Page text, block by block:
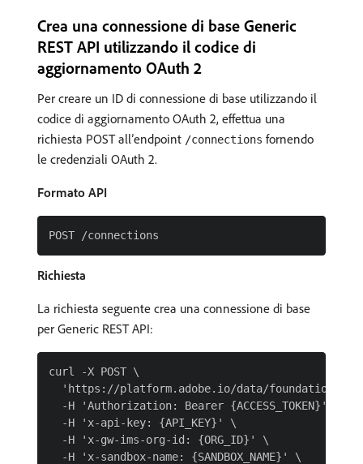
Crea una connessione di base Generic
REST API utilizzando il codice di
aggiornamento OAuth 2
Per creare un ID di connessione di base utilizzando il
codice di aggiornamento OAuth 2, effettua una
richiesta POST all’endpoint /connections fornendo
le credenziali OAuth 2.
Formato API
Richiesta
La richiesta seguente crea una connessione di base
per Generic REST API:
curl -X POST \
'https://platform.adobe.io/data/foundation/
  -H 'Authorization: Bearer {ACCESS_TOKEN}' \
  -H 'x-api-key: {API_KEY}' \
  -H 'x-gw-ims-org-id: {ORG_ID}' \
  -H 'x-sandbox-name: {SANDBOX_NAME}' \